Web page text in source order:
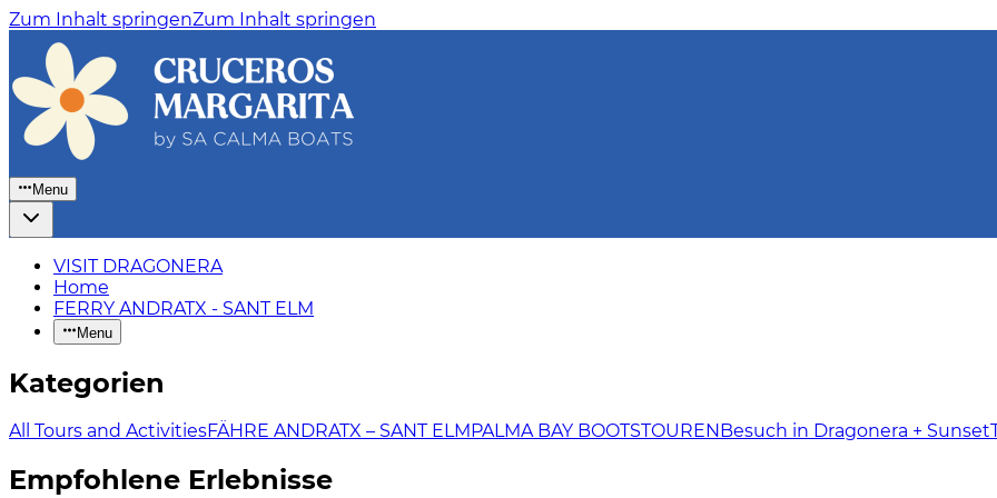
Zum Inhalt springenZum Inhalt springen
Menu
VISIT DRAGONERA
Home
FERRY ANDRATX - SANT ELM
Menu
Kategorien
All Tours and ActivitiesFÄHRE ANDRATX – SANT ELM PALMA BAY BOOTSTOUREN Besuch in Dragonera + Sunset
Empfohlene Erlebnisse